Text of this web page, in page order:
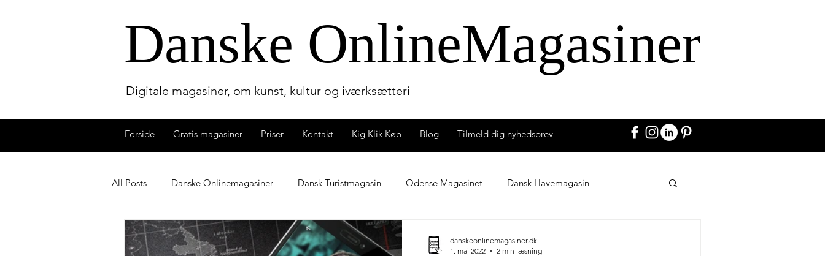
Danske OnlineMagasiner
Digitale magasiner, om kunst, kultur og iværksætteri
Forside Gratis magasiner Priser Kontakt Kig Klik Køb Blog Tilmeld dig nyhedsbrev
All Posts Danske Onlinemagasiner Dansk Turistmagasin Odense Magasinet Dansk Havemagasin
Lydbogmagasinet Dansk Boligmagasin Børnemagasinet
danskeonlinemagasiner.dk
1. maj 2022
2 min læsning